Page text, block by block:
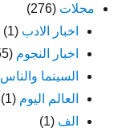
مجلات (276)
اخبار الادب (1)
اخبار النجوم (55)
السينما والناس
العالم اليوم (1)
الف (1)